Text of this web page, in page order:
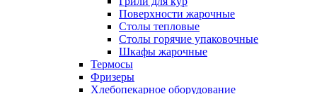
Поверхности жарочные
Столы тепловые
Столы горячие упаковочные
Шкафы жарочные
Термосы
Фризеры
Хлебопекарное оборудование